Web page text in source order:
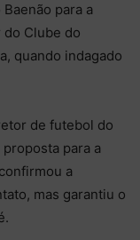
para a
do Clube do
quando indagado
de futebol do
para a
a
mas garantiu o